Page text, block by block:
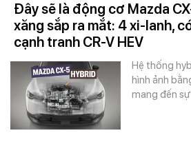
Đây sẽ là động cơ Mazda
xăng sắp ra mắt: 4 xi-lanh,
cạnh tranh CR-V HEV
Hệ thống
hình ảnh
mang đến